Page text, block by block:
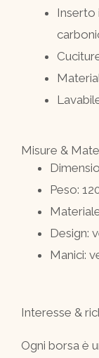
Inserto
Misure &
Peso:
Design:
Manici:
Interesse &
Ogni borsa è